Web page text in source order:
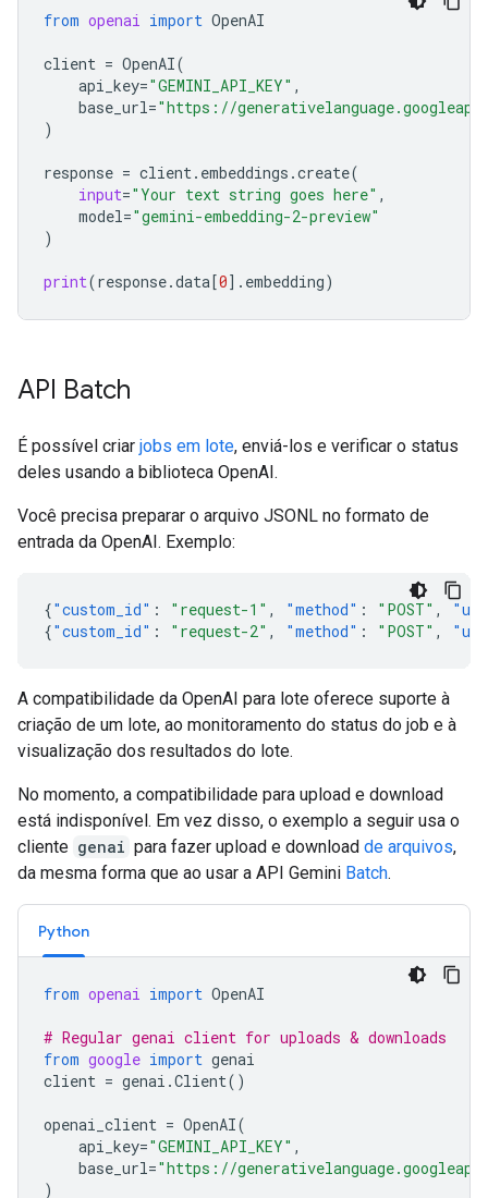
from openai import OpenAI
client = OpenAI(
api_key="GEMINI_API_KEY" ,
base_url="https://
)
response = client. embeddings .create(
input="Your text string goes here" ,
model="gemini-embedding-2-preview"
)
print(response.data[0] . embedding)
API Batch
É possível criar jobs em lote, enviá-los e verificar o status
deles usando a biblioteca OpenAI.
Você precisa preparar o arquivo JSONL no formato de
entrada da OpenAI. Exemplo:
{"custom_id" : "request-1" , "method" : "POST" ,
{"custom_id" : "request-2" , "method" : "POST" ,
A compatibilidade da OpenAI para lote oferece suporte à
criação de um lote, ao monitoramento do status do job e à
visualização dos resultados do lote.
No momento, a compatibilidade para upload e download
está indisponível. Em vez disso, o exemplo a seguir usa o
cliente genai para fazer upload e download de arquivos,
da mesma forma que ao usar a API Gemini Batch.
Python
from openai import OpenAI
# Regular genai client for uploads & downloads
from google import genai
client = genai .Client()
openai_client = OpenAI(
api_key="GEMINI_API_KEY" ,
base_url="https://
)